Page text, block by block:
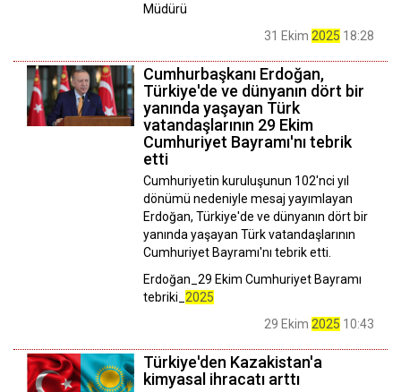
Müdürü
31 Ekim 2025 18:28
Cumhurbaşkanı Erdoğan,
Türkiye'de ve dünyanın dört bir
yanında yaşayan Türk
vatandaşlarının 29 Ekim
Cumhuriyet Bayramı'nı tebrik
etti
Cumhuriyetin kuruluşunun 102'nci yıl
dönümü nedeniyle mesaj yayımlayan
Erdoğan, Türkiye'de ve dünyanın dört bir
yanında yaşayan Türk vatandaşlarının
Cumhuriyet Bayramı'nı tebrik etti.
Erdoğan_29 Ekim Cumhuriyet Bayramı
tebriki_ 2025
29 Ekim 2025 10:43
Türkiye'den Kazakistan'a
kimyasal ihracatı arttı